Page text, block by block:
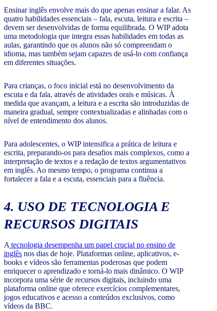
Ensinar inglês envolve mais do que apenas ensinar a falar. As
quatro habilidades essenciais – fala, escuta, leitura e escrita –
devem ser desenvolvidas de forma equilibrada. O WIP adota
uma metodologia que integra essas habilidades em todas as
aulas, garantindo que os alunos não só compreendam o
idioma, mas também sejam capazes de usá-lo com confiança
em diferentes situações.
Para crianças, o foco inicial está no desenvolvimento da
escuta e da fala, através de atividades orais e músicas. À
medida que avançam, a leitura e a escrita são introduzidas de
maneira gradual, sempre contextualizadas e alinhadas com o
nível de entendimento dos alunos.
Para adolescentes, o WIP intensifica a prática de leitura e
escrita, preparando-os para desafios mais complexos, como a
interpretação de textos e a redação de textos argumentativos
em inglês. Ao mesmo tempo, o programa continua a
fortalecer a fala e a escuta, essenciais para a fluência.
4. USO DE TECNOLOGIA E
RECURSOS DIGITAIS
A tecnologia desempenha um papel crucial no ensino de
inglês nos dias de hoje. Plataformas online, aplicativos, e-
books e vídeos são ferramentas poderosas que podem
enriquecer o aprendizado e torná-lo mais dinâmico. O WIP
incorpora uma série de recursos digitais, incluindo uma
plataforma online que oferece exercícios complementares,
jogos educativos e acesso a conteúdos exclusivos, como
vídeos da BBC.